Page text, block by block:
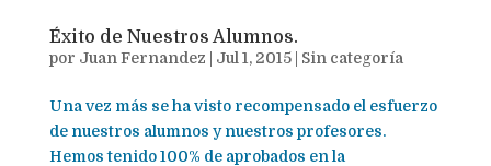
Éxito de Nuestros Alumnos.
por Juan Fernandez Jul 1, 2015| Sin categoría
Una vez más se ha visto recompensado el esfuerzo
de nuestros alumnos y nuestros profesores.
Hemos tenido 100% de aprobados en la